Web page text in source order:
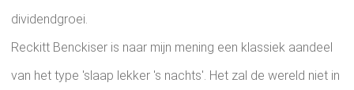
dividendgroei.
Reckitt Benckiser is naar mijn mening een klassiek aandeel
van het type 'slaap lekker 's nachts'. Het zal de wereld niet in